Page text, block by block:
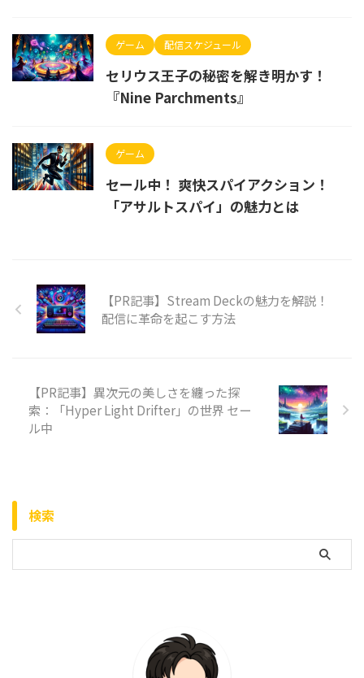
ゲーム 配信スケジュール
セリウス王子の秘密を解き明かす！
『Nine Parchments』
ゲーム
セール中！ 爽快スパイアクション！
「アサルトスパイ」の魅力とは
【PR記事】Stream Deckの魅力を解説！
配信に革命を起こす方法
【PR記事】異次元の美しさを纏った探
索：「Hyper Light Drifter」の世界 セー
ル中
検索